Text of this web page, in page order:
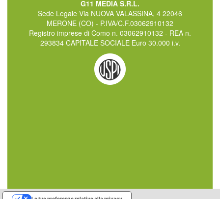
G11 MEDIA S.R.L.
Sede Legale Via NUOVA VALASSINA, 4 22046
MERONE (CO) - P.IVA/C.F.03062910132
Registro imprese di Como n. 03062910132 - REA n.
293834 CAPITALE SOCIALE Euro 30.000 i.v.